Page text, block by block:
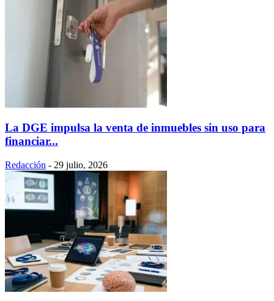
La DGE impulsa la venta de inmuebles sin uso para
financiar...
Redacción - 29 julio, 2026